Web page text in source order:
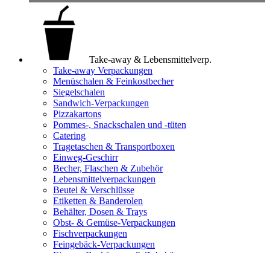
Take-away & Lebensmittelverp.
Take-away Verpackungen
Menüschalen & Feinkostbecher
Siegelschalen
Sandwich-Verpackungen
Pizzakartons
Pommes-, Snackschalen und -tüten
Catering
Tragetaschen & Transportboxen
Einweg-Geschirr
Becher, Flaschen & Zubehör
Lebensmittelverpackungen
Beutel & Verschlüsse
Etiketten & Banderolen
Behälter, Dosen & Trays
Obst- & Gemüse-Verpackungen
Fischverpackungen
Feingebäck-Verpackungen